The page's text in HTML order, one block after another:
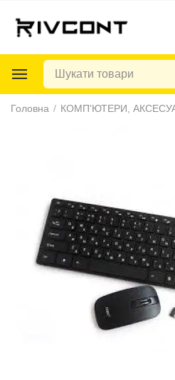
Головна / КОМП'ЮТЕРИ,